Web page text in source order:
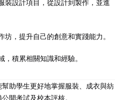
裝設計項目，從設計到製作，並進
，提升自己的創意和實踐能力。
積累相關知識和經驗。
助學生更好地掌握服裝、成衣與紡
開考試及校本評核。